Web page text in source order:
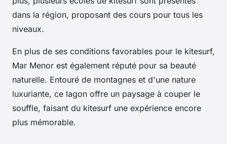
dans la région, proposant des cours pour tous les
niveaux.
En plus de ses conditions favorables pour le kitesurf,
Mar Menor est également réputé pour sa beauté
naturelle. Entouré de montagnes et d'une nature
luxuriante, ce lagon offre un paysage à couper le
souffle, faisant du kitesurf une expérience encore
plus mémorable.